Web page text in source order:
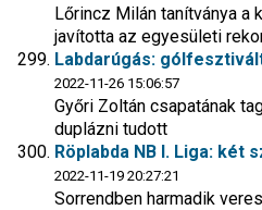
Lőrincz Milán tanítványa a
javította az egyesületi
Labdarúgás:
2022-11-26 15:06:57
Győri Zoltán csapatának
duplázni tudott
Röplabda NB I. Liga:
2022-11-19 20:27:21
Sorrendben harmadik